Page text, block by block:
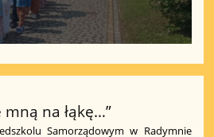
na łąkę…”
Samorządowym w Radymnie